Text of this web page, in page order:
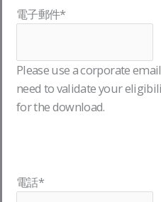
電子郵件*
Please use a corporate
need to validate your
for the download.
電話*